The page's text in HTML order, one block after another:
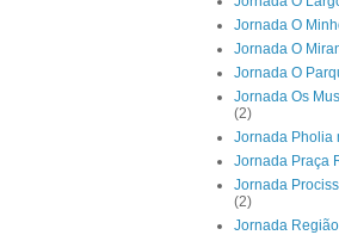
Jornada O
Jornada O
Jornada O
Jornada Os
(2)
Jornada Pholia
Jornada Praça
Jornada
(2)
Jornada